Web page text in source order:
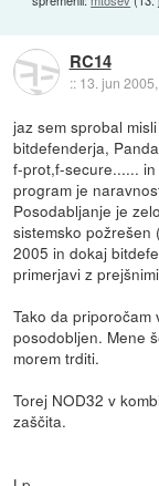
RC14
:: 13. jun
jaz sem sprobal
bitdefenderja,
f-prot,f-secure......
program je
Posodabljanje je
sistemsko požrešen
2005 in dokaj
primerjavi z
Tako da priporočam
posodobljen. Mene
morem trditi.
Torej NOD32 v
zaščita.